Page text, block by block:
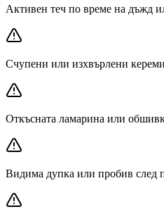
Активен теч по време на дъжд
Счупени или изхвърлени
Откъсната ламарина или
Видима дупка или пробив след